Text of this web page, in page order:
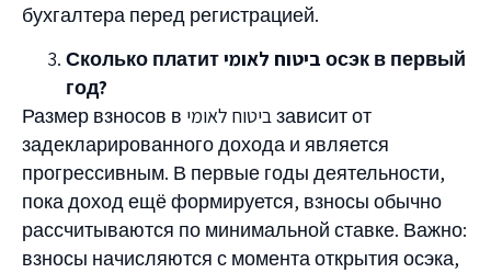
бухгалтера перед регистрацией.
Сколько платит ביטוח לאומי осэк в первый
год?
Размер взносов в ביטוח לאומי зависит от
задекларированного дохода и является
прогрессивным. В первые годы деятельности,
пока доход ещё формируется, взносы обычно
рассчитываются по минимальной ставке. Важно:
взносы начисляются с момента открытия осэка,